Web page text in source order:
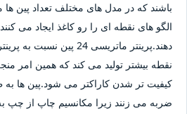
باشند که در مدل های مختلف تعداد پین
الگو های نقطه ای را رو کاغذ ایجاد می
نقطه بیشتر تولید می کند که همین امر
کیفیت تر شدن کاراکتر می شود.پین ها به
ضربه می زنند زیرا مکانسیم چاپ از